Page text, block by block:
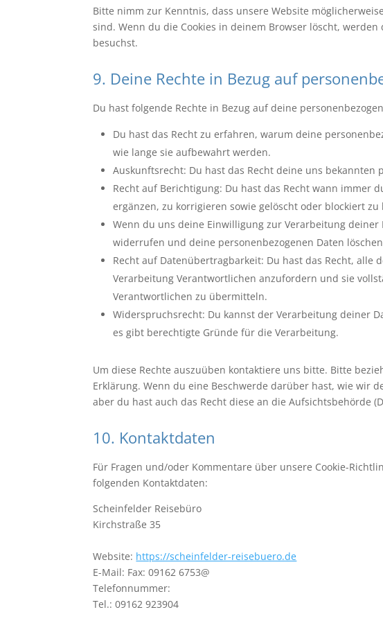
Bitte nimm zur Kenntnis, dass unsere Website
sind. Wenn du die Cookies in deinem Browser löscht,
besuchst.
9. Deine Rechte in Bezug auf
Du hast folgende Rechte in Bezug auf deine
Du hast das Recht zu erfahren, warum deine
wie lange sie aufbewahrt werden.
Auskunftsrecht: Du hast das Recht deine uns bekannten
Recht auf Berichtigung: Du hast das Recht wann immer
ergänzen, zu korrigieren sowie gelöscht oder blockiert zu
Wenn du uns deine Einwilligung zur Verarbeitung
widerrufen und deine personenbezogenen Daten
Recht auf Datenübertragbarkeit: Du hast das Recht, alle
Verarbeitung Verantwortlichen anzufordern und sie
Verantwortlichen zu übermitteln.
Widerspruchsrecht: Du kannst der Verarbeitung deiner
es gibt berechtigte Gründe für die Verarbeitung.
Um diese Rechte auszuüben kontaktiere uns bitte. Bitte
Erklärung. Wenn du eine Beschwerde darüber hast, wie wir
aber du hast auch das Recht diese an die Aufsichtsbehörde
10. Kontaktdaten
Für Fragen und/oder Kommentare über unsere Cookie-
folgenden Kontaktdaten:
Scheinfelder Reisebüro
Kirchstraße 35
Website: https://scheinfelder-reisebuero.de
E-Mail: Fax: 09162 6753@
Telefonnummer:
Tel.: 09162 923904